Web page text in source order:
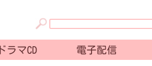
ドラマCD 電子配信